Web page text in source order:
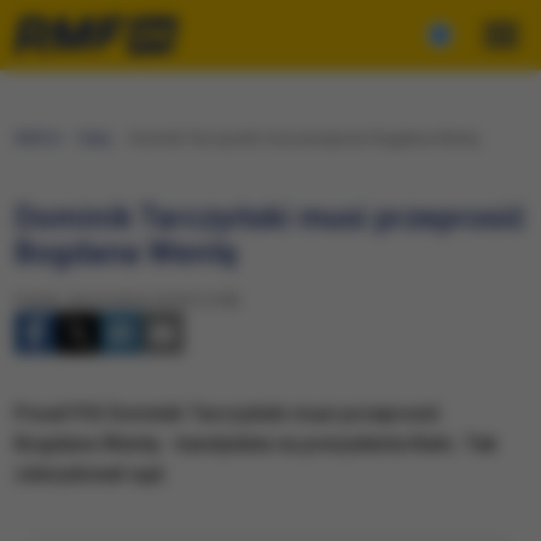
Dominik Tarczyński musi przeprosić
Bogdana Wentę